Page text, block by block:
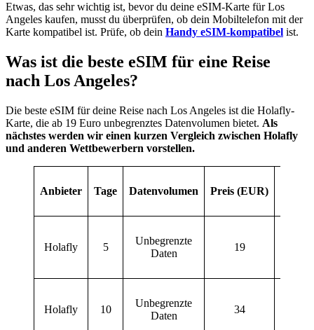
Etwas, das sehr wichtig ist, bevor du deine eSIM-Karte für Los
Angeles kaufen, musst du überprüfen, ob dein Mobiltelefon mit der
Karte kompatibel ist. Prüfe, ob dein Handy eSIM-kompatibel ist.
Was ist die beste eSIM für eine Reise
nach Los Angeles?
Die beste eSIM für deine Reise nach Los Angeles ist die Holafly-
Karte, die ab 19 Euro unbegrenztes Datenvolumen bietet. Als
nächstes werden wir einen kurzen Vergleich zwischen Holafly
und anderen Wettbewerbern vorstellen.
Anbieter Tage Datenvolumen Preis (EUR)
Holafly 5
Unbegrenzte
Daten
19
Holafly 10
Unbegrenzte
Daten
34